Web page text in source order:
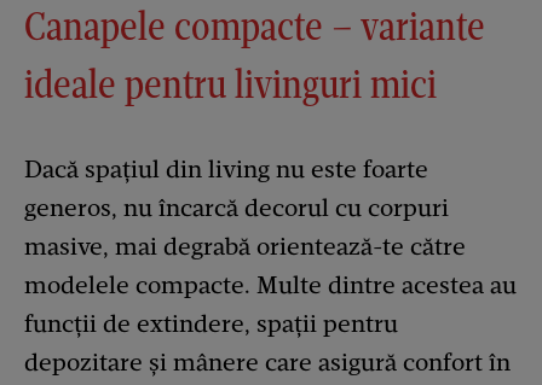
Canapele compacte – variante
ideale pentru livinguri mici
Dacă spaţiul din living nu este foarte
generos, nu încarcă decorul cu corpuri
masive, mai degrabă orientează-te către
modelele compacte. Multe dintre acestea au
funcţii de extindere, spaţii pentru
depozitare şi mânere care asigură confort în